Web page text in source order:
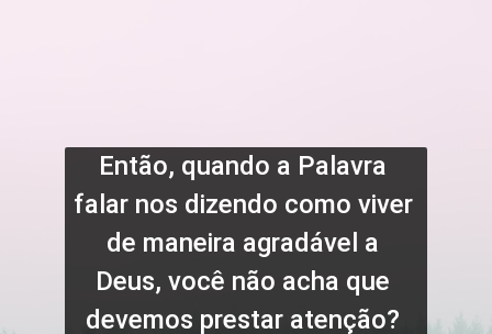
Então, quando a Palavra
falar nos dizendo como viver
de maneira agradável a
Deus, você não acha que
devemos prestar atenção?